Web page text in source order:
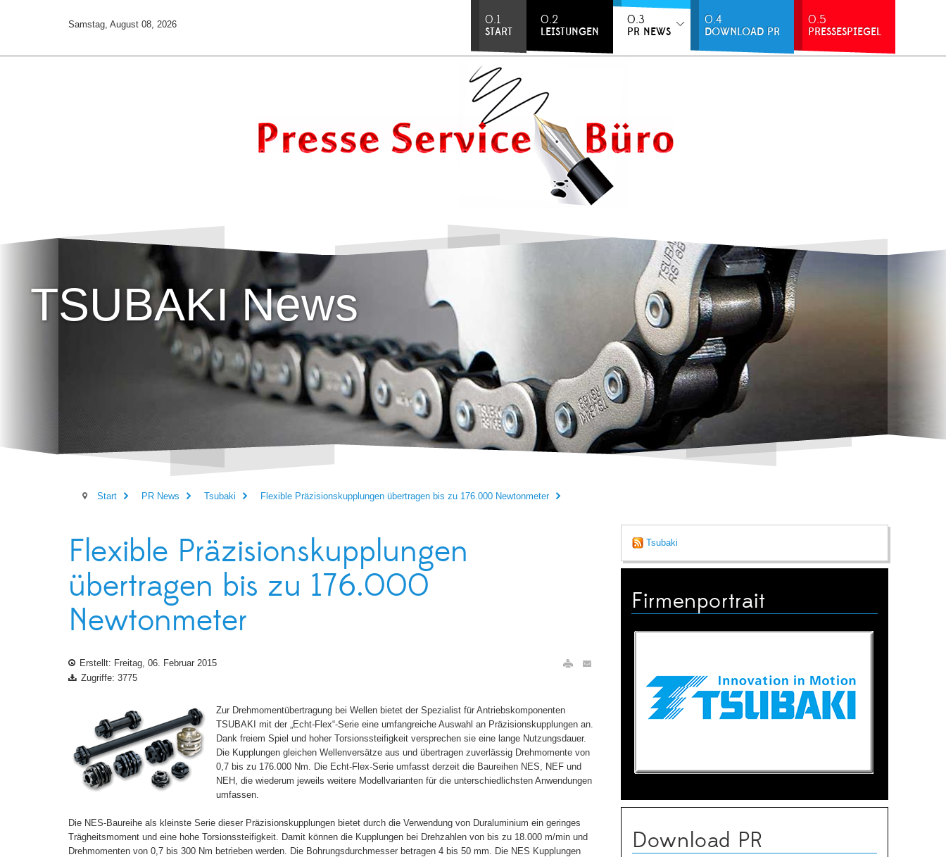
Samstag, August 08, 2026 0.1
START
0.2
LEISTUNGEN
0.3
PR NEWS
0.4
DOWNLOAD PR
0.5
PRESSESPIEGEL
TSUBAKI News
Start PR News Tsubaki Flexible Präzisionskupplungen übertragen bis zu 176.000 Newtonmeter
Flexible Präzisionskupplungen
übertragen bis zu 176.000
Newtonmeter
Erstellt: Freitag, 06. Februar 2015
Zugriffe: 3775
Zur Drehmomentübertragung bei Wellen bietet der Spezialist für Antriebskomponenten
TSUBAKI mit der „Echt-Flex“-Serie eine umfangreiche Auswahl an Präzisionskupplungen an.
Dank freiem Spiel und hoher Torsionssteifigkeit versprechen sie eine lange Nutzungsdauer.
Die Kupplungen gleichen Wellenversätze aus und übertragen zuverlässig Drehmomente von
0,7 bis zu 176.000 Nm. Die Echt-Flex-Serie umfasst derzeit die Baureihen NES, NEF und
NEH, die wiederum jeweils weitere Modellvarianten für die unterschiedlichsten Anwendungen
umfassen.
Die NES-Baureihe als kleinste Serie dieser Präzisionskupplungen bietet durch die Verwendung von Duraluminium ein geringes
Trägheitsmoment und eine hohe Torsionssteifigkeit. Damit können die Kupplungen bei Drehzahlen von bis zu 18.000 m/min und
Drehmomenten von 0,7 bis 300 Nm betrieben werden. Die Bohrungsdurchmesser betragen 4 bis 50 mm. Die NES Kupplungen
Tsubaki
Firmenportrait
Download PR